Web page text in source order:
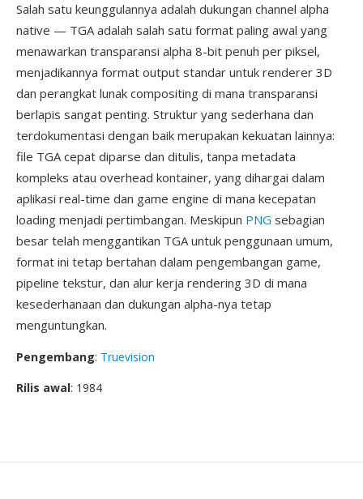
Salah satu keunggulannya adalah dukungan channel alpha
native — TGA adalah salah satu format paling awal yang
menawarkan transparansi alpha 8-bit penuh per piksel,
menjadikannya format output standar untuk renderer 3D
dan perangkat lunak compositing di mana transparansi
berlapis sangat penting. Struktur yang sederhana dan
terdokumentasi dengan baik merupakan kekuatan lainnya:
file TGA cepat diparse dan ditulis, tanpa metadata
kompleks atau overhead kontainer, yang dihargai dalam
aplikasi real-time dan game engine di mana kecepatan
loading menjadi pertimbangan. Meskipun PNG sebagian
besar telah menggantikan TGA untuk penggunaan umum,
format ini tetap bertahan dalam pengembangan game,
pipeline tekstur, dan alur kerja rendering 3D di mana
kesederhanaan dan dukungan alpha-nya tetap
menguntungkan.
Pengembang: Truevision
Rilis awal: 1984